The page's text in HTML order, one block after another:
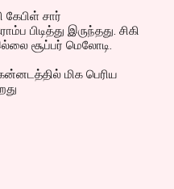
கேபிள் சார்
பிடித்து இருந்தது. சிகி
சூப்பர் மெலோடி.
மிக பெரிய